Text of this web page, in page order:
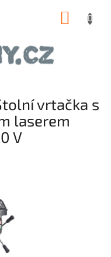
vrtačka s
laserem
V